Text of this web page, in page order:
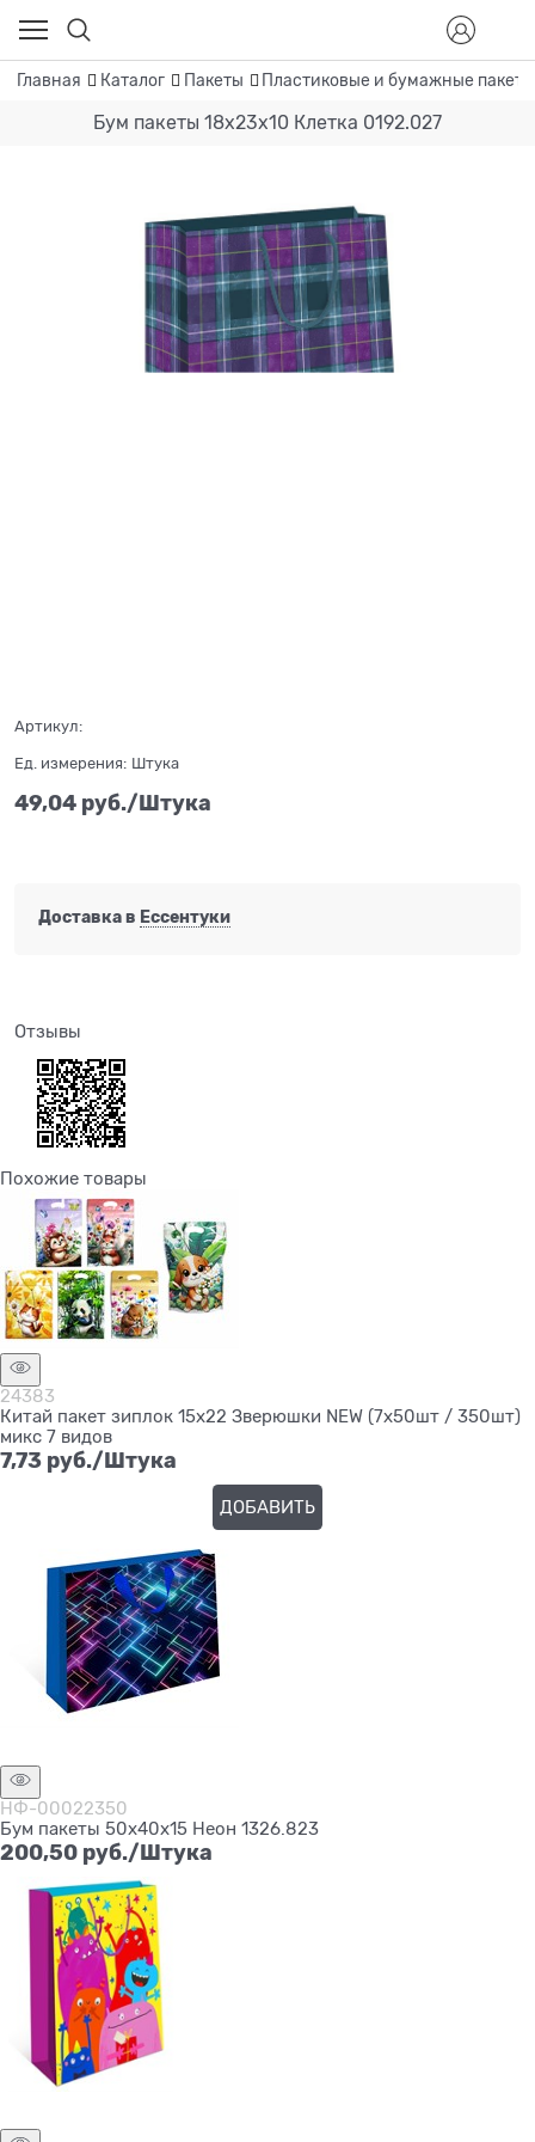
Главная Каталог Пакеты Пластиковые и бумажные пакеты
Бум пакеты 18х23х10 Клетка 0192.027
Артикул:
Ед. измерения: Штука
49,04 руб./Штука
Доставка в Ессентуки
Отзывы
Похожие товары
24383
Китай пакет зиплок 15х22 Зверюшки NEW (7х50шт / 350шт)
микс 7 видов
7,73 руб./Штука
ДОБАВИТЬ
НФ-00022350
Бум пакеты 50х40х15 Неон 1326.823
200,50 руб./Штука